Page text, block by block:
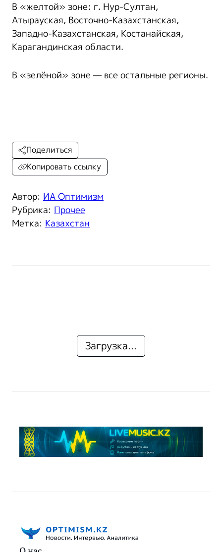
В «желтой» зоне: г. Нур-Султан,
Атырауская, Восточно-Казахстанская,
Западно-Казахстанская, Костанайская,
Карагандинская области.
В «зелёной» зоне — все остальные регионы.
Автор: ИА Оптимизм
Рубрика: Прочее
Метка: Казахстан
Поделиться
Копировать ссылку
Загрузка...